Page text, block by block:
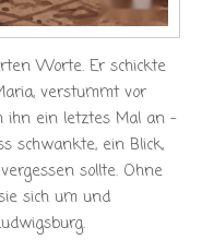
Worte. Er schickte
verstummt vor
ihn ein letztes Mal an –
schwankte, ein Blick,
sollte. Ohne
sich um und